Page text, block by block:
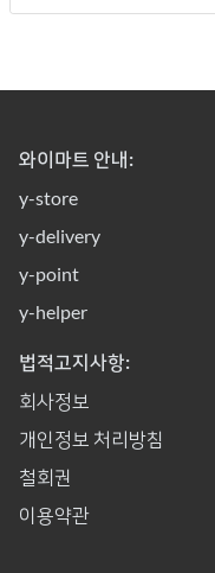
와이마트 안내:
y-store
y-delivery
y-point
y-helper
법적고지사항:
회사정보
개인정보 처리방침
철회권
이용약관